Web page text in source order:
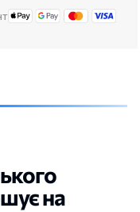
на